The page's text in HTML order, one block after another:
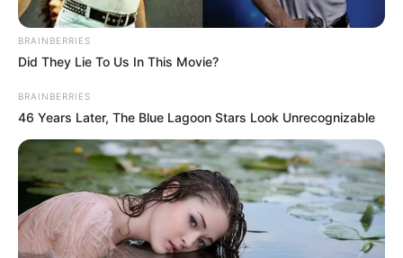
Tomada de Twitter
Gustavo Petro en El Tarra, Norte de Santander
BRAINBERRIES
Did They Lie To Us In This Movie?
BRAINBERRIES
46 Years Later, The Blue Lagoon Stars Look Unrecognizable